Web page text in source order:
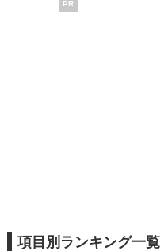
PR
項目別ランキング一覧